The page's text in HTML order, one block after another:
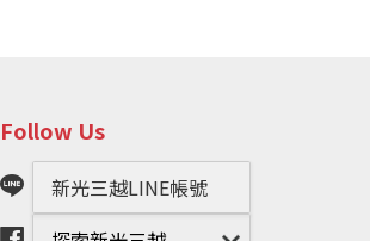
Follow Us
新光三越LINE帳號